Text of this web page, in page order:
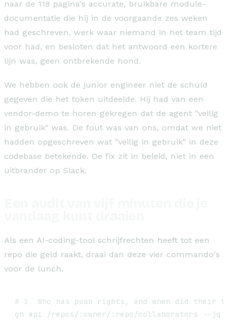
naar de 118 pagina's accurate, bruikbare module-
documentatie die hij in de voorgaande zes weken
had geschreven, werk waar niemand in het team tijd
voor had, en besloten dat het antwoord een kortere
lijn was, geen ontbrekende hond.
We hebben ook de junior engineer niet de schuld
gegeven die het token uitdeelde. Hij had van een
vendor-demo te horen gekregen dat de agent "veilig
in gebruik" was. De fout was van ons, omdat we niet
hadden opgeschreven wat "veilig in gebruik" in deze
codebase betekende. De fix zit in beleid, niet in een
uitbrander op Slack.
Als een AI-coding-tool schrijfrechten heeft tot een
repo die geld raakt, draai dan deze vier commando's
voor de lunch.
# 1. Who has push rights, and when did their
gh api /repos/:owner/:repo/collaborators --